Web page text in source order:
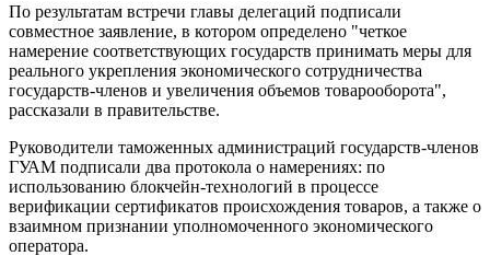
По результатам встречи главы делегаций подписали
совместное заявление, в котором определено "четкое
намерение соответствующих государств принимать меры для
реального укрепления экономического сотрудничества
государств-членов и увеличения объемов товарооборота",
рассказали в правительстве.
Руководители таможенных администраций государств-членов
ГУАМ подписали два протокола о намерениях: по
использованию блокчейн-технологий в процессе
верификации сертификатов происхождения товаров, а также о
взаимном признании уполномоченного экономического
оператора.